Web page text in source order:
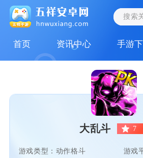
首页 资讯中心 手游
大乱斗 7
游戏类型：动作格斗 游戏